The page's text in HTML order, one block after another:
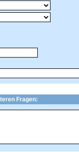
Fragen: